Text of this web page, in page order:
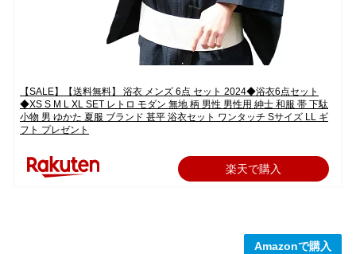
【SALE】【送料無料】 浴衣 メンズ 6点 セット 2024◆浴衣6点セット
◆XS S M L XL SET レトロ モダン 無地 柄 男性 男性用 紳士 和服 帯 下駄
小物 男 ゆかた 夏服 ブランド 甚平 浴衣セット ワンタッチ Sサイズ LL ギ
フト プレゼント
楽天で購入
Amazonで購入